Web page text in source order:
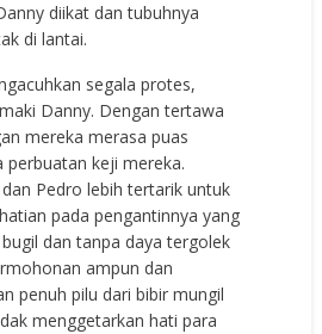
diikat dan tubuhnya
di lantai.
segala protes,
Danny. Dengan tertawa
mereka merasa puas
perbuatan keji mereka.
Pedro lebih tertarik untuk
pada pengantinnya yang
dan tanpa daya tergolek
ampun dan
penuh pilu dari bibir mungil
menggetarkan hati para